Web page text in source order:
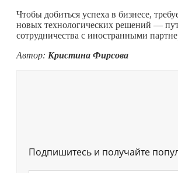
Чтобы добиться успеха в бизнесе,
новых технологических решений —
сотрудничества с иностранными
Автор: Кристина Фирсова
Подпишитесь и получайте